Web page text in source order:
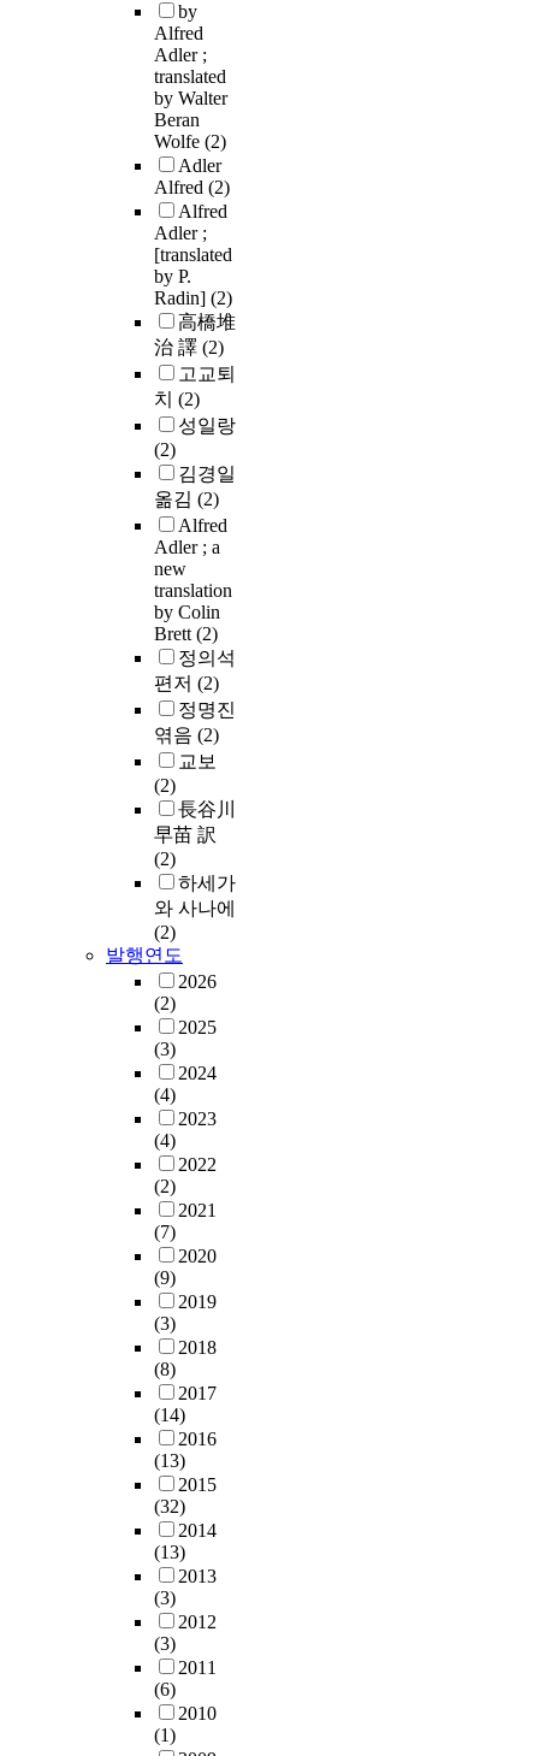
by
Alfred
Adler ;
translated
by Walter
Beran
Wolfe (2)
Adler
Alfred (2)
Alfred
Adler ;
[translated
by P.
Radin] (2)
高橋堆
治 譯 (2)
고교퇴
치 (2)
성일랑
(2)
김경일
옮김 (2)
Alfred
Adler ; a
new
translation
by Colin
Brett(2)
정의석
편저 (2)
정명진
엮음 (2)
교보
(2)
長谷川
早苗 訳
(2)
하세가
와 사나에
(2)
발행연도
2026
(2)
2025
(3)
2024
(4)
2023
(4)
2022
(2)
2021
(7)
2020
(9)
2019
(3)
2018
(8)
2017
(14)
2016
(13)
2015
(32)
2014
(13)
2013
(3)
2012
(3)
2011
(6)
2010
(1)